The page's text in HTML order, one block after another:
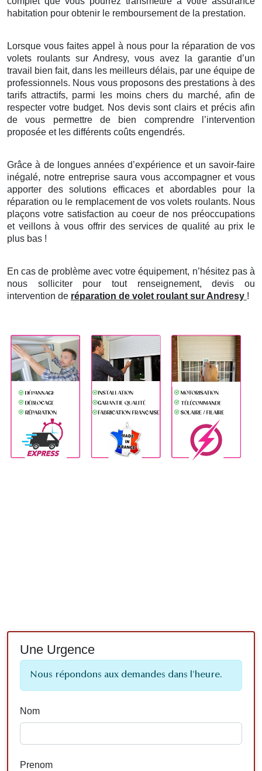
habitation pour obtenir le remboursement de la prestation.
Lorsque vous faites appel à nous pour la réparation de vos
volets roulants sur Andresy, vous avez la garantie d’un
travail bien fait, dans les meilleurs délais, par une équipe de
professionnels. Nous vous proposons des prestations à des
tarifs attractifs, parmi les moins chers du marché, afin de
respecter votre budget. Nos devis sont clairs et précis afin
de vous permettre de bien comprendre l’intervention
proposée et les différents coûts engendrés.
Grâce à de longues années d’expérience et un savoir-faire
inégalé, notre entreprise saura vous accompagner et vous
apporter des solutions efficaces et abordables pour la
réparation ou le remplacement de vos volets roulants. Nous
plaçons votre satisfaction au coeur de nos préoccupations
et veillons à vous offrir des services de qualité au prix le
plus bas !
En cas de problème avec votre équipement, n’hésitez pas à
nous solliciter pour tout renseignement, devis ou
intervention de réparation de volet roulant sur Andresy !
Une Urgence
Nous répondons aux demandes dans l'heure.
Nom
Prenom